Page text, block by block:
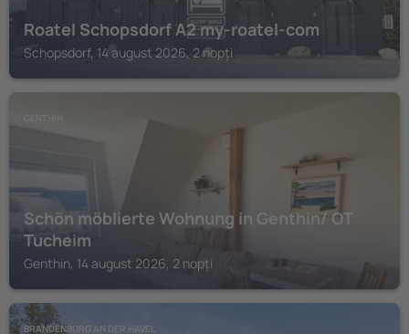
Roatel Schopsdorf A2 my-roatel-com
Schopsdorf, 14 august 2026, 2 nopți
GENTHIN
Schön möblierte Wohnung in Genthin/ OT
Tucheim
Genthin, 14 august 2026, 2 nopți
BRANDENBURG AN DER HAVEL